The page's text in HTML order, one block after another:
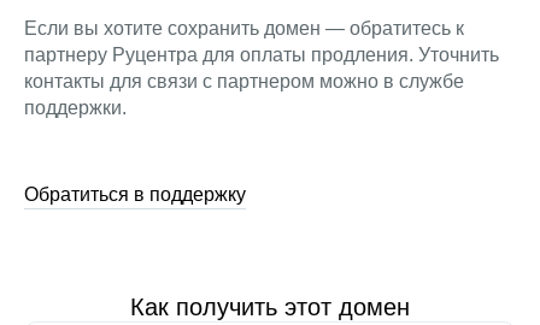
Если вы хотите сохранить домен — обратитесь к
партнеру Руцентра для оплаты продления. Уточнить
контакты для связи с партнером можно в службе
поддержки.
Обратиться в поддержку
Как получить этот домен